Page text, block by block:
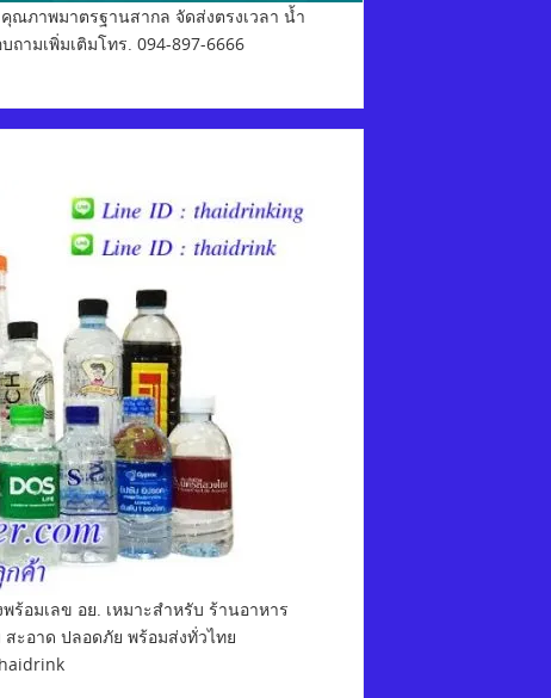
ณภาพมาตรฐานสากล จัดส่งตรงเวลา น้ำ
ามเพิ่มเติมโทร. 094-897-6666
อมเลข อย. เหมาะสำหรับ ร้านอาหาร
ะอาด ปลอดภัย พร้อมส่งทั่วไทย